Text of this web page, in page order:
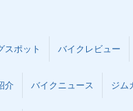
スポット バイクレビュー
介 バイクニュース ジム